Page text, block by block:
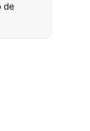
de